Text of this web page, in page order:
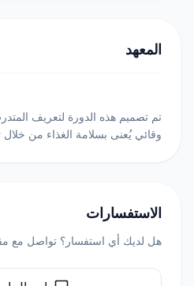
المعهد
تم تصميم هذه الدورة لتعريف
وقائي يُعنى بسلامة الغذاء من خلال
الاستفسارات
هل لديك أي استفسار؟ تواصل مع